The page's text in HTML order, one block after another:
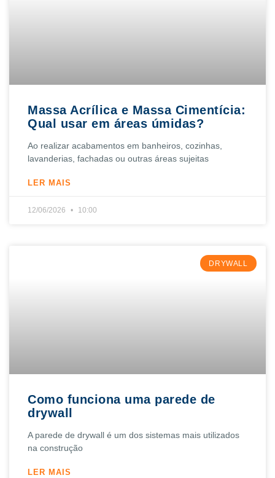
Massa Acrílica e Massa Cimentícia:
Qual usar em áreas úmidas?
Ao realizar acabamentos em banheiros, cozinhas,
lavanderias, fachadas ou outras áreas sujeitas
LER MAIS
12/06/2026 10:00
DRYWALL
Como funciona uma parede de
drywall
A parede de drywall é um dos sistemas mais utilizados
na construção
LER MAIS